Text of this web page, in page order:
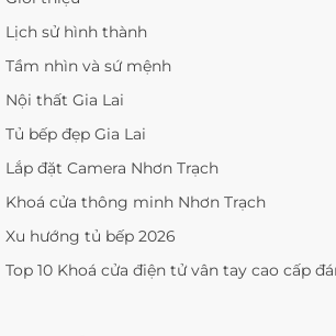
Lịch sử hình thành
Tầm nhìn và sứ mệnh
Nội thất Gia Lai
Tủ bếp đẹp Gia Lai
Lắp đặt Camera Nhơn Trạch
Khoá cửa thông minh Nhơn Trạch
Xu hướng tủ bếp 2026
Top 10 Khoá cửa điện tử vân tay cao cấp